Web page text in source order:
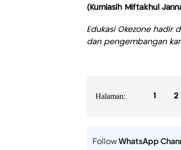
(Kurniasih Miftakhul
Edukasi Okezone hadir
dan pengembangan
Halaman: 1 2
FollowWhatsApp